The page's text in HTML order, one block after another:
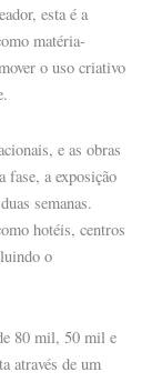
esta é a
matéria-
o uso criativo
e as obras
fase, a exposição
semanas.
hotéis, centros
o
80 mil, 50 mil e
através de um